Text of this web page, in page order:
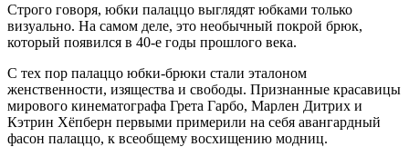
Строго говоря, юбки палаццо выглядят юбками только
визуально. На самом деле, это необычный покрой брюк,
который появился в 40-е годы прошлого века.
С тех пор палаццо юбки-брюки стали эталоном
женственности, изящества и свободы. Признанные красавицы
мирового кинематографа Грета Гарбо, Марлен Дитрих и
Кэтрин Хёпберн первыми примерили на себя авангардный
фасон палаццо, к всеобщему восхищению модниц.